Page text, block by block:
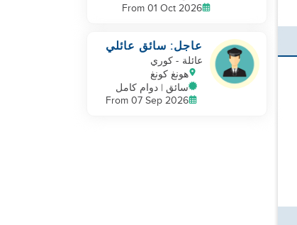
From 01 Oct 2026
عاجل: سائق عائلي
عائلة - كوري
هونغ كونغ
سائق | دوام كامل
From 07 Sep 2026